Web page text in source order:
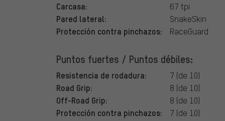
Carcasa: 67 tpi
Pared lateral: SnakeSkin
Protección contra pinchazos: RaceGuard
Puntos fuertes / Puntos débiles:
Resistencia de rodadura: 7 (de 10)
Road Grip: 8 (de 10)
Off-Road Grip: 8 (de 10)
Protección contra pinchazos: 7 (de 10)